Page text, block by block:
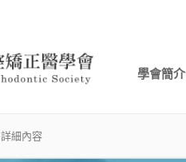
學會簡介
詳細內容